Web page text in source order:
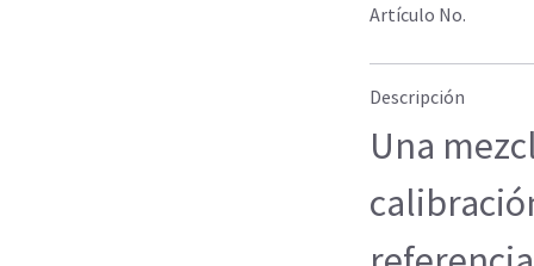
Artículo No.
Descripción
Una